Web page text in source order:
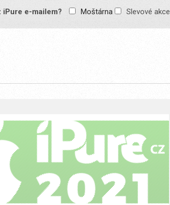
obsah pro všechny
e-mailem? Moštárna Slevové akce